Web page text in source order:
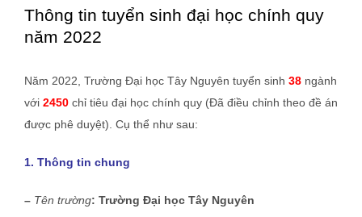
Thông tin tuyển sinh đại học chính quy
năm 2022
Năm 2022, Trường Đại học Tây Nguyên tuyển sinh 38 ngành
với 2450 chỉ tiêu đại học chính quy (Đã điều chỉnh theo đề án
được phê duyệt). Cụ thể như sau:
1. Thông tin chung
– Tên trường: Trường Đại học Tây Nguyên